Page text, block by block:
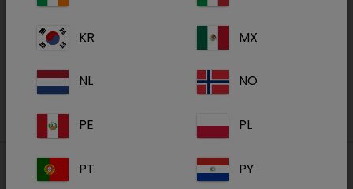
Academy
KR MX
NL NO
PE PL
PT PY